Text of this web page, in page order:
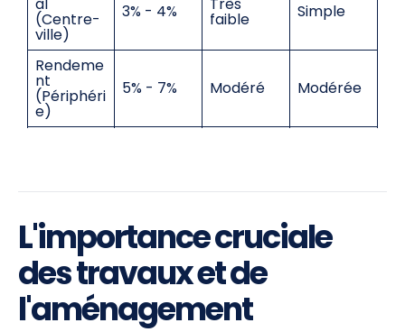
(Centre-
ville)
3% - 4% faible Simple
Rendeme
nt
(Périphéri
e)
5% - 7% Modéré Modérée
Immeubl
rapport
Élevé Mutualisé
L'importance cruciale
des travaux et de
l'aménagement